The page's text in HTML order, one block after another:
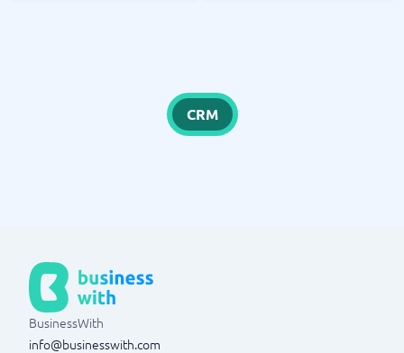
CRM
BusinessWith
info@businesswith.com